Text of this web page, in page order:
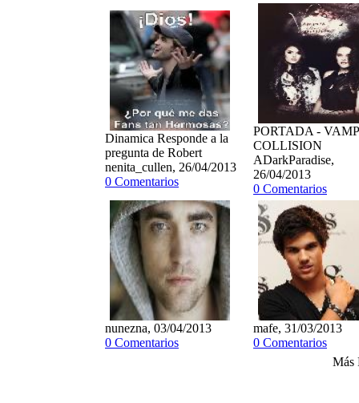
Dinamica Responde a la
pregunta de Robert
nenita_cullen, 26/04/2013
0 Comentarios
PORTADA -
COLLISION
ADarkParadise,
26/04/2013
0 Comentarios
nunezna, 03/04/2013
0 Comentarios
mafe, 31/03/2013
0 Comentarios
Más